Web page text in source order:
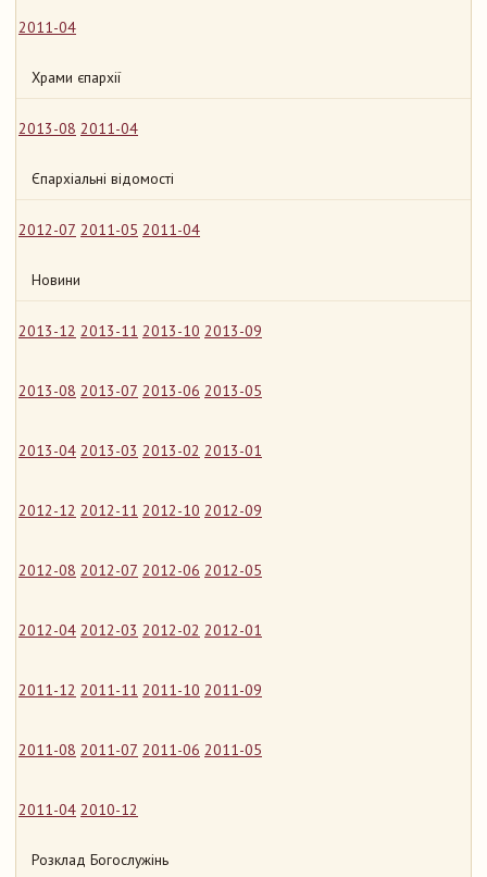
2011-04
Храми єпархії
2013-08 2011-04
Єпархіальні відомості
2012-07 2011-05 2011-04
Новини
2013-12 2013-11 2013-10 2013-09
2013-08 2013-07 2013-06 2013-05
2013-04 2013-03 2013-02 2013-01
2012-12 2012-11 2012-10 2012-09
2012-08 2012-07 2012-06 2012-05
2012-04 2012-03 2012-02 2012-01
2011-12 2011-11 2011-10 2011-09
2011-08 2011-07 2011-06 2011-05
2011-04 2010-12
Розклад Богослужінь